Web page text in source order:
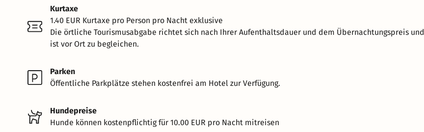
Kurtaxe
1.40 EUR Kurtaxe pro Person pro Nacht exklusive
Die örtliche Tourismusabgabe richtet sich nach Ihrer Aufenthaltsdauer und dem Übernachtungspreis und
ist vor Ort zu begleichen.
Parken
Öffentliche Parkplätze stehen kostenfrei am Hotel zur Verfügung.
Hundepreise
Hunde können kostenpflichtig für 10.00 EUR pro Nacht mitreisen